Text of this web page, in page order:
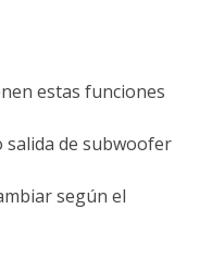
estas funciones
salida de subwoofer
según el